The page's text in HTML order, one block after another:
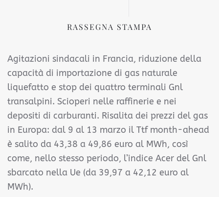
RASSEGNA STAMPA
Agitazioni sindacali in Francia, riduzione della
capacità di importazione di gas naturale
liquefatto e stop dei quattro terminali Gnl
transalpini. Scioperi nelle raffinerie e nei
depositi di carburanti. Risalita dei prezzi del gas
in Europa: dal 9 al 13 marzo il Ttf month-ahead
è salito da 43,38 a 49,86 euro al MWh, così
come, nello stesso periodo, l’indice Acer del Gnl
sbarcato nella Ue (da 39,97 a 42,12 euro al
MWh).